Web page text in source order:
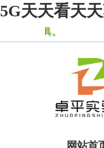
5G天天看天
网站首